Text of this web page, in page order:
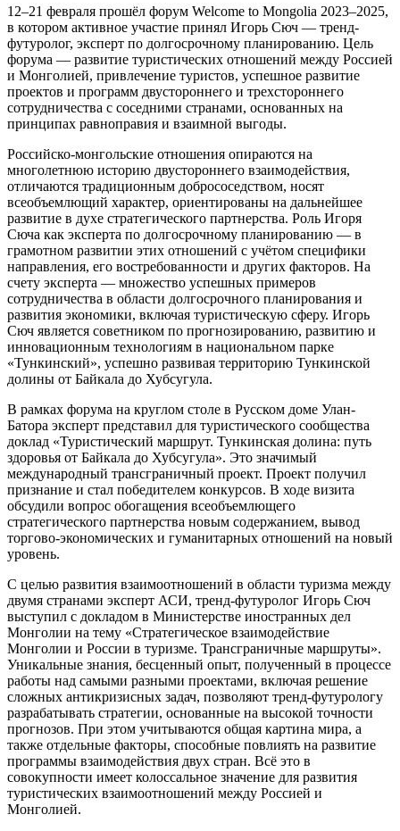
12–21 февраля прошёл форум Welcome to Mongolia 2023–2025,
в котором активное участие принял Игорь Сюч — тренд-
футуролог, эксперт по долгосрочному планированию. Цель
форума — развитие туристических отношений между Россией
и Монголией, привлечение туристов, успешное развитие
проектов и программ двустороннего и трехстороннего
сотрудничества с соседними странами, основанных на
принципах равноправия и взаимной выгоды.
Российско-монгольские отношения опираются на
многолетнюю историю двустороннего взаимодействия,
отличаются традиционным добрососедством, носят
всеобъемлющий характер, ориентированы на дальнейшее
развитие в духе стратегического партнерства. Роль Игоря
Сюча как эксперта по долгосрочному планированию — в
грамотном развитии этих отношений с учётом специфики
направления, его востребованности и других факторов. На
счету эксперта — множество успешных примеров
сотрудничества в области долгосрочного планирования и
развития экономики, включая туристическую сферу. Игорь
Сюч является советником по прогнозированию, развитию и
инновационным технологиям в национальном парке
«Тункинский», успешно развивая территорию Тункинской
долины от Байкала до Хубсугула.
В рамках форума на круглом столе в Русском доме Улан-
Батора эксперт представил для туристического сообщества
доклад «Туристический маршрут. Тункинская долина: путь
здоровья от Байкала до Хубсугула». Это значимый
международный трансграничный проект. Проект получил
признание и стал победителем конкурсов. В ходе визита
обсудили вопрос обогащения всеобъемлющего
стратегического партнерства новым содержанием, вывод
торгово-экономических и гуманитарных отношений на новый
уровень.
С целью развития взаимоотношений в области туризма между
двумя странами эксперт АСИ, тренд-футуролог Игорь Сюч
выступил с докладом в Министерстве иностранных дел
Монголии на тему «Стратегическое взаимодействие
Монголии и России в туризме. Трансграничные маршруты».
Уникальные знания, бесценный опыт, полученный в процессе
работы над самыми разными проектами, включая решение
сложных антикризисных задач, позволяют тренд-футурологу
разрабатывать стратегии, основанные на высокой точности
прогнозов. При этом учитываются общая картина мира, а
также отдельные факторы, способные повлиять на развитие
программы взаимодействия двух стран. Всё это в
совокупности имеет колоссальное значение для развития
туристических взаимоотношений между Россией и
Монголией.